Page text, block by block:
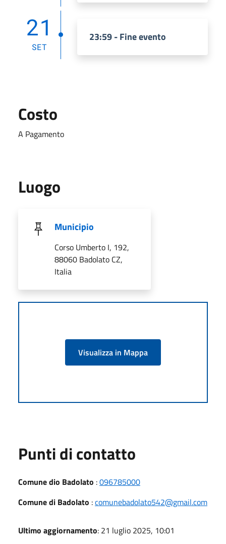
21
SET
23:59 - Fine evento
Costo
A Pagamento
Luogo
Municipio
Corso Umberto I, 192,
88060 Badolato CZ,
Italia
Visualizza in Mappa
Punti di contatto
Comune dio Badolato :096785000
Comune di Badolato :comunebadolato542@gmail.com
Ultimo aggiornamento: 21 luglio 2025, 10:01